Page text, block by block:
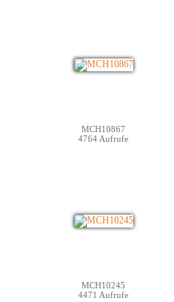
MCH10867
4764 Aufrufe
MCH10245
4471 Aufrufe